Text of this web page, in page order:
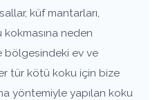
küf mantarları,
neden
bölgesindeki ev ve
tür kötü koku için bize
yöntemiyle yapılan koku